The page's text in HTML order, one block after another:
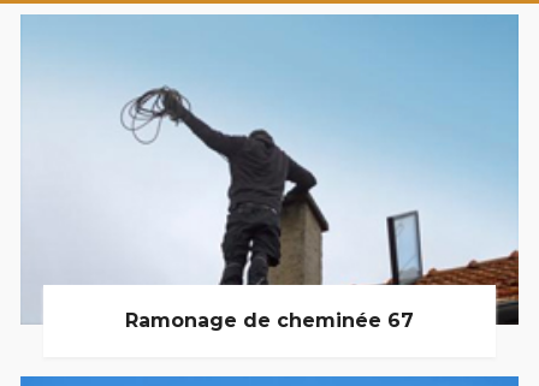
Ramonage de cheminée 67